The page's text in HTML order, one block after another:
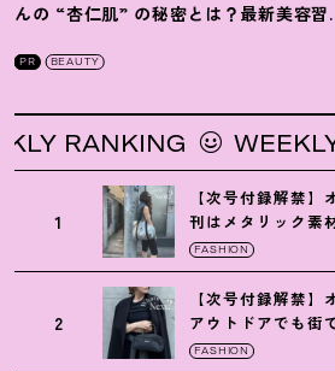
んの “杏仁肌” の秘密とは ？ 最新美容習
PR BEAUTY
RANKING WEEKLY
1
【次号付録解禁】
刊はメタリック素
の保冷バッグ
FASHION
2
【次号付録解禁】
アウトドアでも街
トの黒ショルダー
FASHION